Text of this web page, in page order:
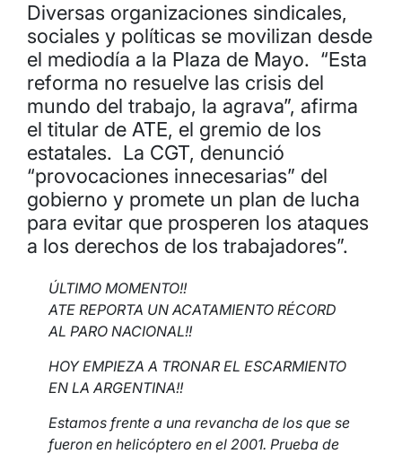
Diversas organizaciones sindicales,
sociales y políticas se movilizan desde
el mediodía a la Plaza de Mayo. “Esta
reforma no resuelve las crisis del
mundo del trabajo, la agrava”, afirma
el titular de ATE, el gremio de los
estatales. La CGT, denunció
“provocaciones innecesarias” del
gobierno y promete un plan de lucha
para evitar que prosperen los ataques
a los derechos de los trabajadores”.
ÚLTIMO MOMENTO!!
ATE REPORTA UN ACATAMIENTO RÉCORD
AL PARO NACIONAL!!
HOY EMPIEZA A TRONAR EL ESCARMIENTO
EN LA ARGENTINA!!
Estamos frente a una revancha de los que se
fueron en helicóptero en el 2001. Prueba de